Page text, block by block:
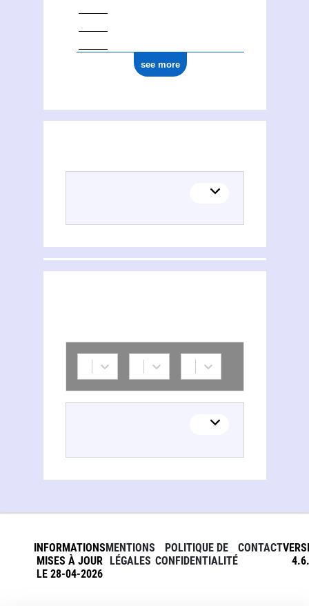
see more
INFORMATIONS
MISES À JOUR
LE 28-04-2026
MENTIONS
LÉGALES
POLITIQUE DE
CONFIDENTIALITÉ
CONTACT